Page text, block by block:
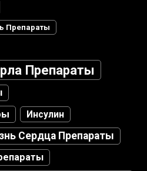
Препараты
Препараты
Инсулин
Сердца Препараты